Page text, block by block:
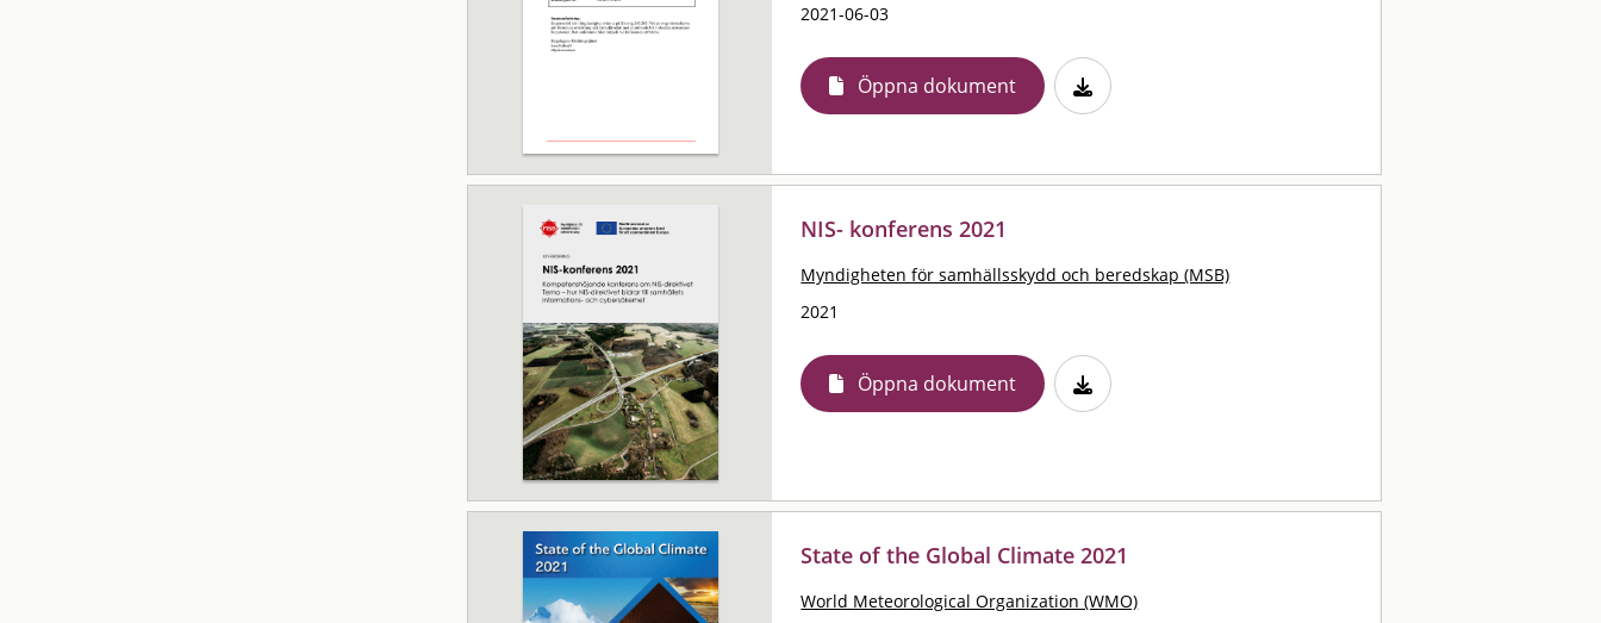
2021-06-03
Öppna dokument
NIS- konferens 2021
Myndigheten för samhällsskydd och beredskap (MSB)
2021
Öppna dokument
State of the Global Climate 2021
World Meteorological Organization (WMO)